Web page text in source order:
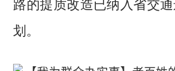
划。